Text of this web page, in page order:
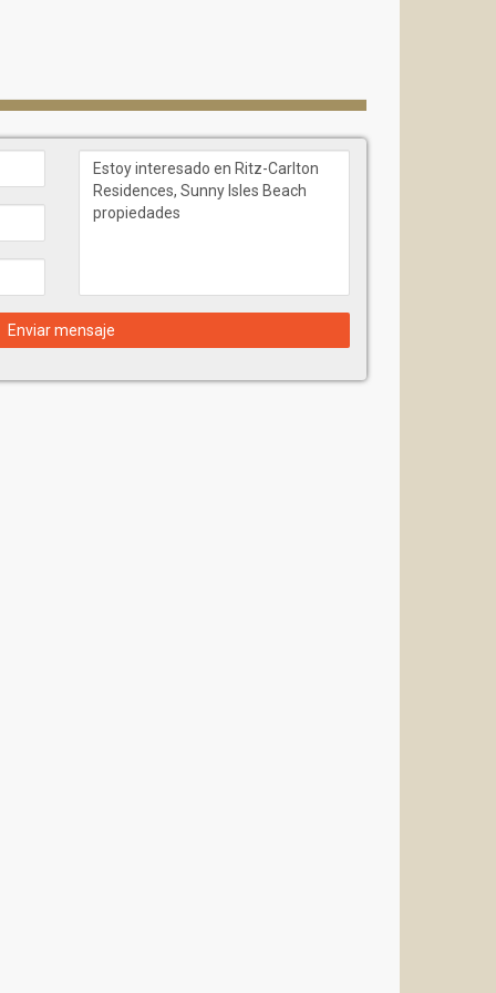
Enviar mensaje